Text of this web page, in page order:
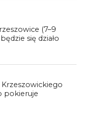
(7–9
się działo
pokieruje